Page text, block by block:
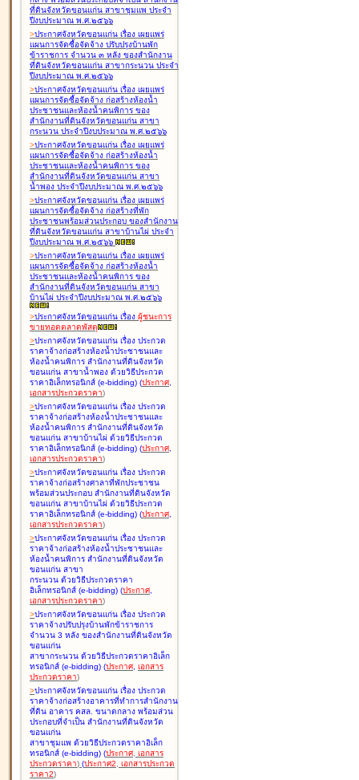
ที่ดินจังหวัดขอนแก่น สาขาชุมแพ ประจำ
ปีงบประมาณ พ.ศ.๒๕๖๖
>ประกาศจังหวัดขอนแก่น เรื่อง เผยแพร่
แผนการจัดซื้อจัดจ้าง ปรับปรุงบ้านพัก
ข้าราชการ จำนวน ๓ หลัง ของสำนักงาน
ที่ดินจังหวัดขอนแก่น สาขากระนวน ประจำ
ปีงบประมาณ พ.ศ.๒๕๖๖
>ประกาศจังหวัดขอนแก่น เรื่อง เผยแพร่
แผนการจัดซื้อจัดจ้าง ก่อสร้างห้องน้ำ
ประชาชนและห้องน้ำคนพิการ ของ
สำนักงานที่ดินจังหวัดขอนแก่น สาขา
กระนวน ประจำปีงบประมาณ พ.ศ.๒๕๖๖
>ประกาศจังหวัดขอนแก่น เรื่อง เผยแพร่
แผนการจัดซื้อจัดจ้าง ก่อสร้างห้องน้ำ
ประชาชนและห้องน้ำคนพิการ ของ
สำนักงานที่ดินจังหวัดขอนแก่น สาขา
น้ำพอง ประจำปีงบประมาณ พ.ศ.๒๕๖๖
>ประกาศจังหวัดขอนแก่น เรื่อง เผยแพร่
แผนการจัดซื้อจัดจ้าง ก่อสร้างที่พัก
ประชาชนพร้อมส่วนประกอบ ของสำนักงาน
ที่ดินจังหวัดขอนแก่น สาขาบ้านไผ่ ประจำ
ปีงบประมาณ พ.ศ.๒๕๖๖
>ประกาศจังหวัดขอนแก่น เรื่อง เผยแพร่
แผนการจัดซื้อจัดจ้าง ก่อสร้างห้องน้ำ
ประชาชนและห้องน้ำคนพิการ ของ
สำนักงานที่ดินจังหวัดขอนแก่น สาขา
บ้านไผ่ ประจำปีงบประมาณ พ.ศ.๒๕๖๖
>ประกาศจังหวัดขอนแก่น เรื่อง ผู้ชนะการ
ขายทอดตลาดพัสดุ
>ประกาศจังหวัดขอนแก่น เรื่อง ประกวด
ราคาจ้างก่อสร้างห้องน้ำประชาชนและ
ห้องน้ำคนพิการ สำนักงานที่ดินจังหวัด
ขอนแก่น สาขาน้ำพอง ด้วยวิธีประกวด
ราคาอิเล็กทรอนิกส์ (e-bidding) (ประกาศ,
เอกสารประกวดราคา)
>ประกาศจังหวัดขอนแก่น เรื่อง ประกวด
ราคาจ้างก่อสร้างห้องน้ำประชาชนและ
ห้องน้ำคนพิการ สำนักงานที่ดินจังหวัด
ขอนแก่น สาขาบ้านไผ่ ด้วยวิธีประกวด
ราคาอิเล็กทรอนิกส์ (e-bidding) (ประกาศ,
เอกสารประกวดราคา)
>ประกาศจังหวัดขอนแก่น เรื่อง ประกวด
ราคาจ้างก่อสร้างศาลาที่พักประชาชน
พร้อมส่วนประกอบ สำนักงานที่ดินจังหวัด
ขอนแก่น สาขาบ้านไผ่ ด้วยวิธีประกวด
ราคาอิเล็กทรอนิกส์ (e-bidding) (ประกาศ,
เอกสารประกวดราคา)
>ประกาศจังหวัดขอนแก่น เรื่อง ประกวด
ราคาจ้างก่อสร้างห้องน้ำประชาชนและ
ห้องน้ำคนพิการ สำนักงานที่ดินจังหวัด
ขอนแก่น สาขา
กระนวน ด้วยวิธีประกวดราคา
อิเล็กทรอนิกส์ (e-bidding) (ประกาศ,
เอกสารประกวดราคา)
>ประกาศจังหวัดขอนแก่น เรื่อง ประกวด
ราคาจ้างปรับปรุงบ้านพักข้าราชการ
จำนวน 3 หลัง ของสำนักงานที่ดินจังหวัด
ขอนแก่น
สาขากระนวน ด้วยวิธีประกวดราคาอิเล็ก
ทรอนิกส์ (e-bidding) (ประกาศ, เอกสาร
ประกวดราคา)
>ประกาศจังหวัดขอนแก่น เรื่อง ประกวด
ราคาจ้างก่อสร้างอาคารที่ทำการสำนักงาน
ที่ดิน อาคาร คสล. ขนาดกลาง พร้อมส่วน
ประกอบที่จำเป็น สำนักงานที่ดินจังหวัด
ขอนแก่น
สาขาชุมแพ ด้วยวิธีประกวดราคาอิเล็ก
ทรอนิกส์ (e-bidding) (ประกาศ, เอกสาร
ประกวดราคา) (ประกาศ2, เอกสารประกวด
ราคา2)